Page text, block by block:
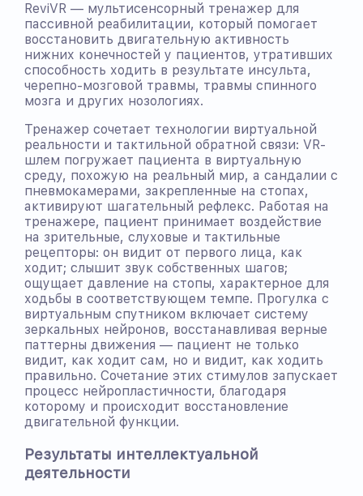
ReviVR — мультисенсорный тренажер для
пассивной реабилитации, который помогает
восстановить двигательную активность
нижних конечностей у пациентов, утративших
способность ходить в результате инсульта,
черепно-мозговой травмы, травмы спинного
мозга и других нозологиях.
Тренажер сочетает технологии виртуальной
реальности и тактильной обратной связи: VR-
шлем погружает пациента в виртуальную
среду, похожую на реальный мир, а сандалии с
пневмокамерами, закрепленные на стопах,
активируют шагательный рефлекс. Работая на
тренажере, пациент принимает воздействие
на зрительные, слуховые и тактильные
рецепторы: он видит от первого лица, как
ходит; слышит звук собственных шагов;
ощущает давление на стопы, характерное для
ходьбы в соответствующем темпе. Прогулка с
виртуальным спутником включает систему
зеркальных нейронов, восстанавливая верные
паттерны движения — пациент не только
видит, как ходит сам, но и видит, как ходить
правильно. Сочетание этих стимулов запускает
процесс нейропластичности, благодаря
которому и происходит восстановление
двигательной функции.
Результаты интеллектуальной
деятельности